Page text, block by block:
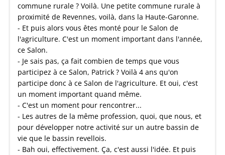
commune rurale ? Voilà. Une petite commune rurale à
proximité de Revennes, voilà, dans la Haute-Garonne.
- Et puis alors vous êtes monté pour le Salon de
l'agriculture. C'est un moment important dans l'année,
ce Salon.
- Je sais pas, ça fait combien de temps que vous
participez à ce Salon, Patrick ? Voilà 4 ans qu'on
participe donc à ce Salon de l'agriculture. Et oui, c'est
un moment important quand même.
- C'est un moment pour rencontrer...
- Les autres de la même profession, quoi, que nous, et
pour développer notre activité sur un autre bassin de
vie que le bassin revellois.
- Bah oui, effectivement. Ça, c'est aussi l'idée. Et puis